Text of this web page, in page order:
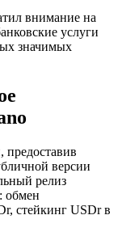
внимание на
услуги
значимых
предоставив
версии
релиз
обмен
стейкинг USDr в